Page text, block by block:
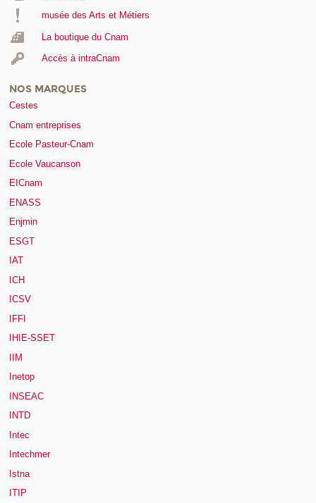
musée des Arts et Métiers
La boutique du Cnam
Accès à intraCnam
NOS MARQUES
Cestes
Cnam entreprises
Ecole Pasteur-Cnam
Ecole Vaucanson
EICnam
ENASS
Enjmin
ESGT
IAT
ICH
ICSV
IFFI
IHIE-SSET
IIM
Inetop
INSEAC
INTD
Intec
Intechmer
Istna
ITIP